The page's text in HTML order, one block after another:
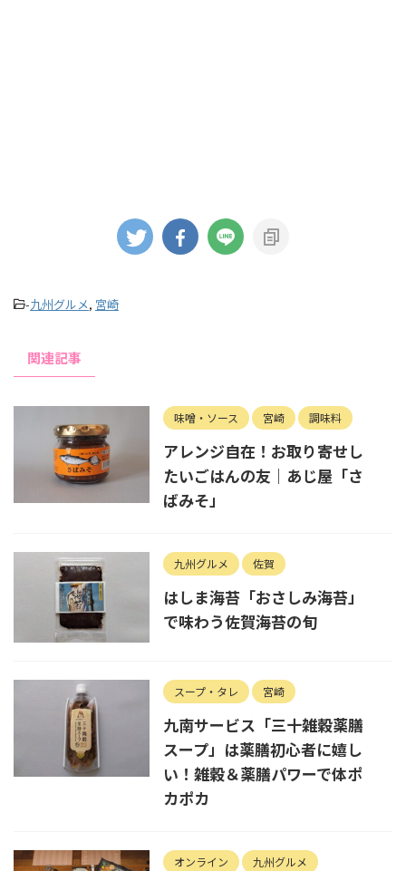
-九州グルメ, 宮崎
関連記事
味噌・ソース 宮崎 調味料
アレンジ自在！お取り寄せし
たいごはんの友｜あじ屋「さ
ばみそ」
九州グルメ 佐賀
はしま海苔「おさしみ海苔」
で味わう佐賀海苔の旬
スープ・タレ 宮崎
九南サービス「三十雑穀薬膳
スープ」は薬膳初心者に嬉し
い！雑穀＆薬膳パワーで体ポ
カポカ
オンライン 九州グルメ